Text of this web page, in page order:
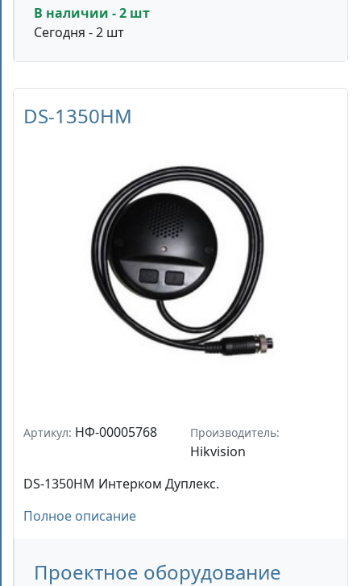
В наличии - 2 шт
Сегодня - 2 шт
DS-1350HM
Артикул: НФ-00005768 Производитель:
Hikvision
DS-1350HM Интерком Дуплекс.
Полное описание
Проектное оборудование